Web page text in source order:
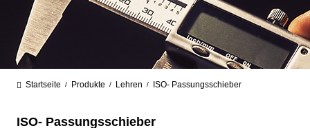
Startseite / Produkte / Lehren / ISO- Passungsschieber
ISO- Passungsschieber